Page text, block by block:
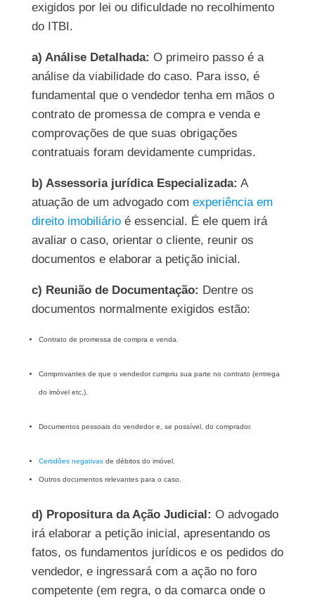
exigidos por lei ou dificuldade no recolhimento
do ITBI.
a) Análise Detalhada: O primeiro passo é a
análise da viabilidade do caso. Para isso, é
fundamental que o vendedor tenha em mãos o
contrato de promessa de compra e venda e
comprovações de que suas obrigações
contratuais foram devidamente cumpridas.
b) Assessoria jurídica Especializada: A
atuação de um advogado com experiência em
direito imobiliárioé essencial. É ele quem irá
avaliar o caso, orientar o cliente, reunir os
documentos e elaborar a petição inicial.
c) Reunião de Documentação: Dentre os
documentos normalmente exigidos estão:
Contrato de promessa de compra e venda.
Comprovantes de que o vendedor cumpriu sua parte no contrato (entrega
do imóvel etc.).
Documentos pessoais do vendedor e, se possível, do comprador.
Certidões negativasde débitos do imóvel.
Outros documentos relevantes para o caso.
d) Propositura da Ação Judicial: O advogado
irá elaborar a petição inicial, apresentando os
fatos, os fundamentos jurídicos e os pedidos do
vendedor, e ingressará com a ação no foro
competente (em regra, o da comarca onde o